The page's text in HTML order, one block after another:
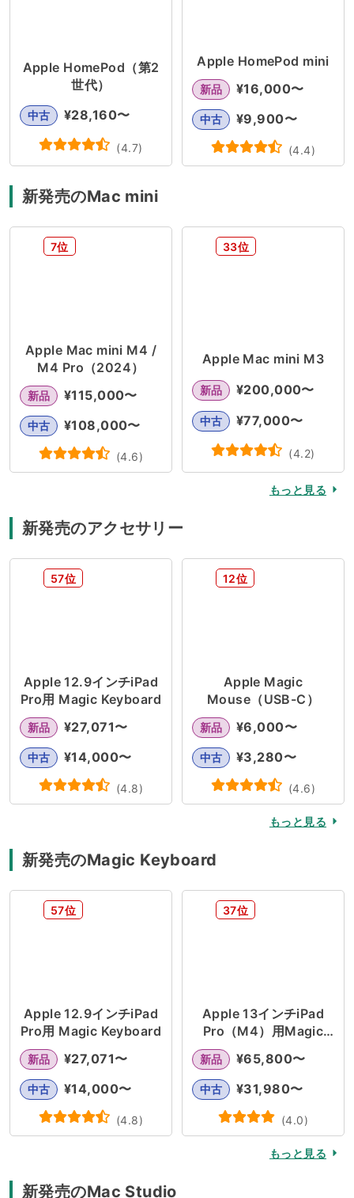
Apple HomePod（第2
世代）
中古 ¥28,160〜
(4.7)
Apple HomePod mini
新品 ¥16,000〜
中古 ¥9,900〜
(4.4)
新発売のMac mini
7位
Apple Mac mini M4 /
M4 Pro（2024）
新品 ¥115,000〜
中古 ¥108,000〜
(4.6)
33位
Apple Mac mini M3
新品 ¥200,000〜
中古 ¥77,000〜
(4.2)
もっと見る
新発売のアクセサリー
57位
Apple 12.9インチiPad
Pro用 Magic Keyboard
新品 ¥27,071〜
中古 ¥14,000〜
(4.8)
12位
Apple Magic
Mouse（USB-C）
新品 ¥6,000〜
中古 ¥3,280〜
(4.6)
もっと見る
新発売のMagic Keyboard
57位
Apple 12.9インチiPad
Pro用 Magic Keyboard
新品 ¥27,071〜
中古 ¥14,000〜
(4.8)
37位
Apple 13インチiPad
Pro（M4）用Magic
新品 ¥65,800〜
中古 ¥31,980〜
(4.0)
もっと見る
新発売のMac Studio